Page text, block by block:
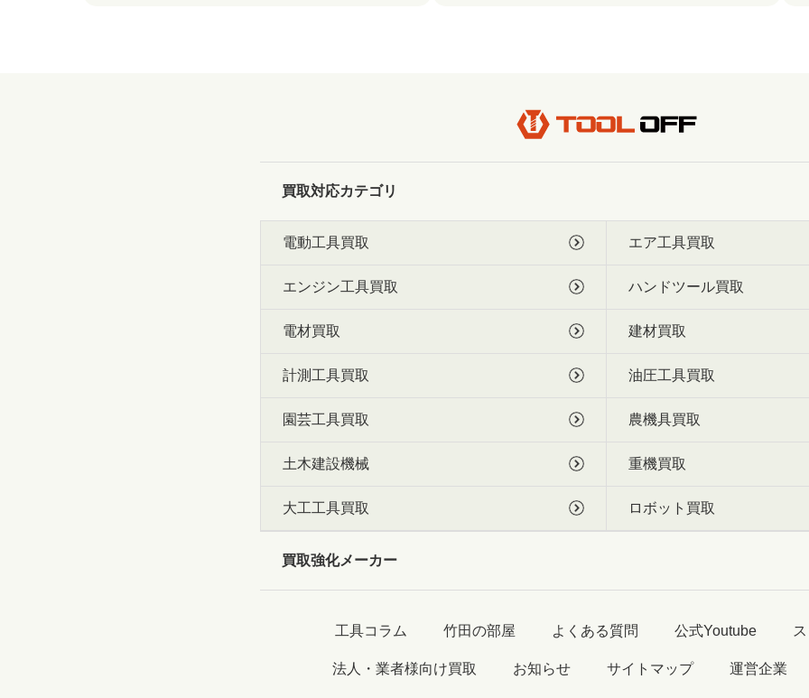
買取対応カテゴリ
電動工具買取 エア工具買取
エンジン工具買取 ハンドツール買取
電材買取 建材買取
計測工具買取 油圧工具買取
園芸工具買取 農機具買取
土木建設機械 重機買取
大工工具買取 ロボット買取
買取強化メーカー
工具コラム 竹田の部屋 よくある質問 公式Youtube
法人・業者様向け買取 お知らせ サイトマップ 運営企業